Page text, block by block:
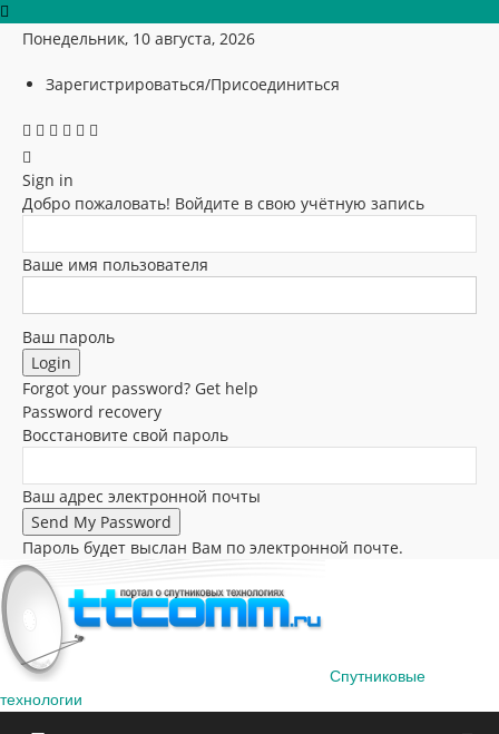
Понедельник, 10 августа, 2026
Зарегистрироваться/Присоединиться
Sign in
Добро пожаловать! Войдите в свою учётную запись
Ваше имя пользователя
Ваш пароль
Forgot your password? Get help
Password recovery
Восстановите свой пароль
Ваш адрес электронной почты
Пароль будет выслан Вам по электронной почте.
Спутниковые
технологии